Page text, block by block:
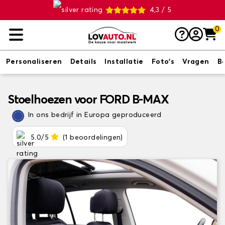
4,3 / 5
0
Personaliseren Details Installatie Foto's Vragen
Stoelhoezen voor FORD B-MAX
In ons bedrijf in Europa geproduceerd
5.0/5 (1 beoordelingen)